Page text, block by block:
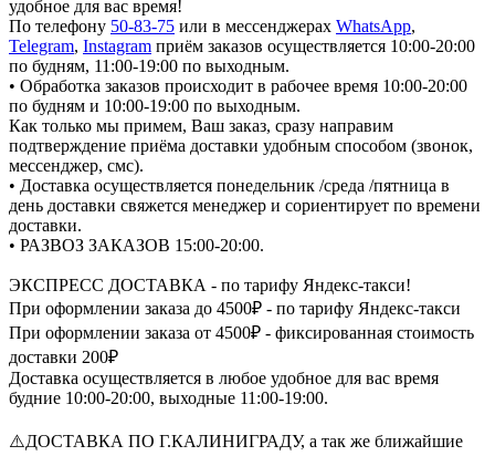
удобное для вас время!
По телефону 50-83-75 или в мессенджерах WhatsApp,
Telegram, Instagram приём заказов осуществляется 10:00-20:00
по будням, 11:00-19:00 по выходным.
• Обработка заказов происходит в рабочее время 10:00-20:00
по будням и 10:00-19:00 по выходным.
Как только мы примем, Ваш заказ, сразу направим
подтверждение приёма доставки удобным способом (звонок,
мессенджер, смс).
• Доставка осуществляется понедельник /среда /пятница в
день доставки свяжется менеджер и сориентирует по времени
доставки.
• РАЗВОЗ ЗАКАЗОВ 15:00-20:00.
ЭКСПРЕСС ДОСТАВКА - по тарифу Яндекс-такси!
При оформлении заказа до 4500₽ - по тарифу Яндекс-такси
При оформлении заказа от 4500₽ - фиксированная стоимость
доставки 200₽
Доставка осуществляется в любое удобное для вас время
будние 10:00-20:00, выходные 11:00-19:00.
⚠️ДОСТАВКА ПО Г.КАЛИНИГРАДУ, а так же ближайшие